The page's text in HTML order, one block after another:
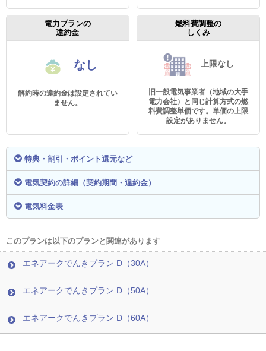
電力プランの
違約金
なし
解約時の違約金は設定されてい
ません。
燃料費調整の
しくみ
上限なし
旧一般電気事業者（地域の大手
電力会社）と同じ計算方式の燃
料費調整単価です。単価の上限
設定がありません。
特典・割引・ポイント還元など
電気契約の詳細（契約期間・違約金）
電気料金表
このプランは以下のプランと関連があります
エネアークでんきプラン D（30A）
エネアークでんきプラン D（50A）
エネアークでんきプラン D（60A）